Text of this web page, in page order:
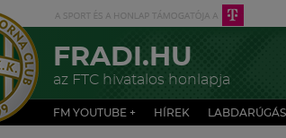
FRADI.HU
az FTC hivatalos honlapja
FM YOUTUBE + HÍREK LABDARÚGÁS